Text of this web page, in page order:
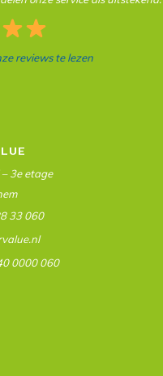
reviews te lezen
3e etage
33 060
0000 060